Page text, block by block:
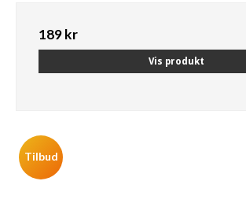
189 kr
Vis produkt
Tilbud